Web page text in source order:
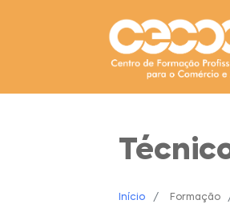
Início Formação